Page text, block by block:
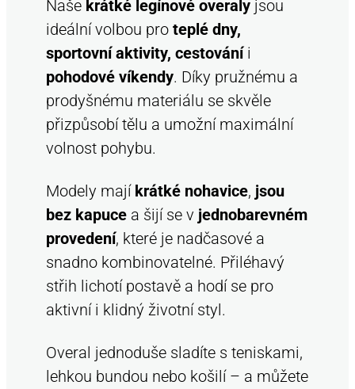
p
i
s
u
Naše krátké legínové overaly jsou
ideální volbou pro teplé dny,
sportovní aktivity, cestováníi
pohodové víkendy. Díky pružnému a
prodyšnému materiálu se skvěle
přizpůsobí tělu a umožní maximální
volnost pohybu.
Modely mají krátké nohavice, jsou
bez kapuce a šijí se v jednobarevném
provedení, které je nadčasové a
snadno kombinovatelné. Přiléhavý
střih lichotí postavě a hodí se pro
aktivní i klidný životní styl.
Overal jednoduše sladíte s teniskami,
lehkou bundou nebo košilí – a můžete